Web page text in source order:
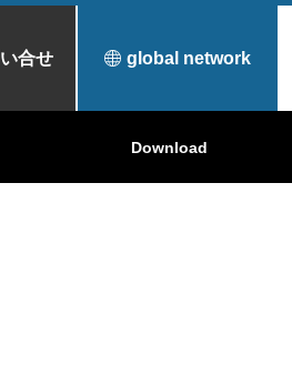
合せ global network
東洋炭素の舞台裏
表面処理材料 事業領域
Download